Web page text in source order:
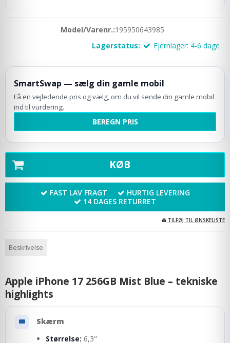
Model/Varenr.:195950643985
Lagerstatus:
Fjernlager: 4-6 dage
SmartSwap — sælg din gamle mobil
Få en vejledende pris og vælg, om du vil sende din gamle mobil
ind til vurdering.
BEREGN PRIS
KØB
FAST LAV FRAGT
HURTIG LEVERING
14 DAGES RETURRET
TILFØJ TIL ØNSKELISTE
Beskrivelse
Apple iPhone 17 256GB Mist Blue – tekniske
highlights
Skærm
Størrelse: 6,3"